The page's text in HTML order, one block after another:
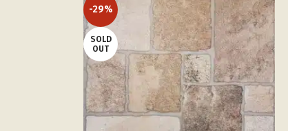
-29%
SOLD
OUT